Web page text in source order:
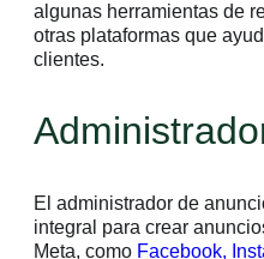
algunas herramientas de
otras plataformas que
clientes.
El administrador de
integral para crear
Meta, como Facebook,